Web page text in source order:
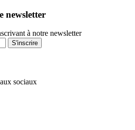
newsletter
à notre newsletter
S'inscrire
sociaux